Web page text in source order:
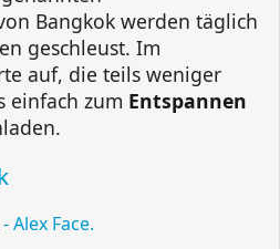
Bangkok werden täglich
geschleust. Im
auf, die teils weniger
einfach zum Entspannen